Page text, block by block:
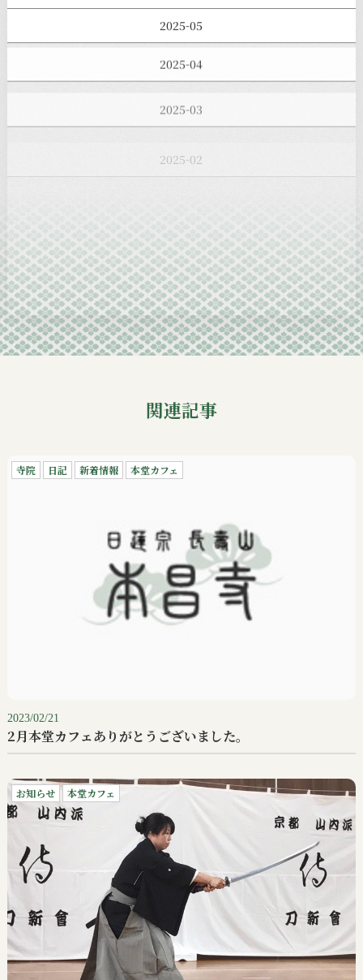
2025-05
2025-04
2025-02
2025-01
2024-10
2024-09
関連記事
寺院 日記 新着情報 本堂カフェ
2023/02/21
2月本堂カフェありがとうございました。
お知らせ 本堂カフェ